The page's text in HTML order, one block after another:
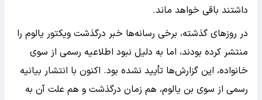
داشتند باقی خواهد ماند.
در روزهای گذشته، برخی رسانه‌ها خبر درگذشت ویکتور یالوم را
منتشر کرده بودند، اما به دلیل نبود اطلاعیه رسمی از سوی
خانواده، این گزارش‌ها تأیید نشده بود. اکنون با انتشار بیانیه
رسمی از سوی بن یالوم، هم زمان درگذشت و هم علت آن به